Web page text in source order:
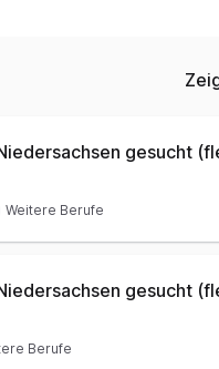
gesucht
Weitere Berufe
gesucht
Berufe